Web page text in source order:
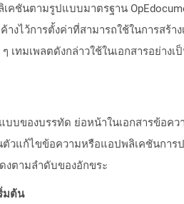
ชันตามรูปแบบมาตรฐาน
งไว้การตั้งค่าที่สามารถใช้ในการสร้
ทมเพลตดังกล่าวใช้ในเอกสารอย่าง
บของบรรทัด ย่อหน้าในเอกสารข้อค
ตัวแก้ไขข้อความหรือแอปพลิเคชันกา
ตามลำดับของอักขระ
มต้น